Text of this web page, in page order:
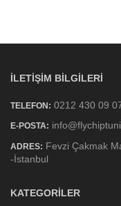
İLETIŞIM BILGILERI
TELEFON: 0212 430 09
E-POSTA:
ADRES: Fevzi Çakmak
-İstanbul
KATEGORILER